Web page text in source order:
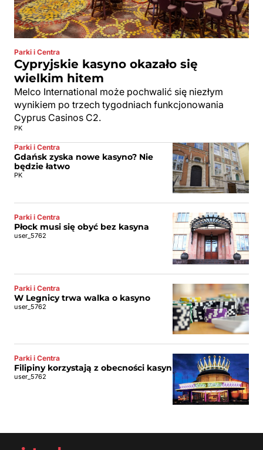
Parki i Centra
Cypryjskie kasyno okazało się
wielkim hitem
Melco International może pochwalić się niezłym
wynikiem po trzech tygodniach funkcjonowania
Cyprus Casinos C2.
PK
Parki i Centra
Gdańsk zyska nowe kasyno? Nie
będzie łatwo
PK
Parki i Centra
Płock musi się obyć bez kasyna
user_5762
Parki i Centra
W Legnicy trwa walka o kasyno
user_5762
Parki i Centra
Filipiny korzystają z obecności kasyn
user_5762